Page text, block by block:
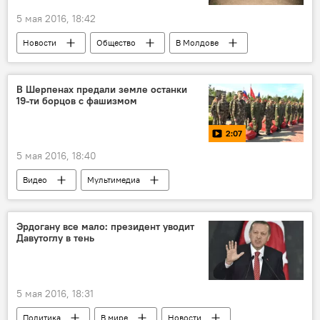
5 мая 2016, 18:42
Новости Общество
В Молдове
Великая Победа: 74-я годовщина
Республика Молдова
акция "Свеча Памяти"
Великая Отечественная война
День Победы
В Шерпенах предали земле останки
19-ти борцов с фашизмом
2:07
5 мая 2016, 18:40
Видео
Мультимедиа
Великая Победа: 74-я годовщина
Кишинев
Республика Молдова
Шерпенский плацдарм
Алексей Петрович
перезахоронение
Август
Эрдогану все мало: президент уводит
Давутоглу в тень
5 мая 2016, 18:31
Политика В мире Новости